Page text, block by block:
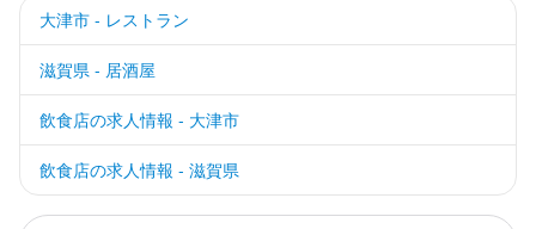
大津市 - レストラン
滋賀県 - 居酒屋
飲食店の求人情報 - 大津市
飲食店の求人情報 - 滋賀県